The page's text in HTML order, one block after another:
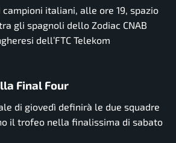
italiani, alle ore 19, spazio
gli spagnoli dello Zodiac CNAB
dell’FTC Telekom
Final Four
di giovedì definirà le due squadre
il trofeo nella finalissima di sabato